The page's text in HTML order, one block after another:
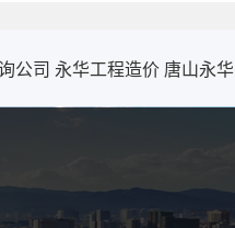
公司 永华工程造价 唐山永华